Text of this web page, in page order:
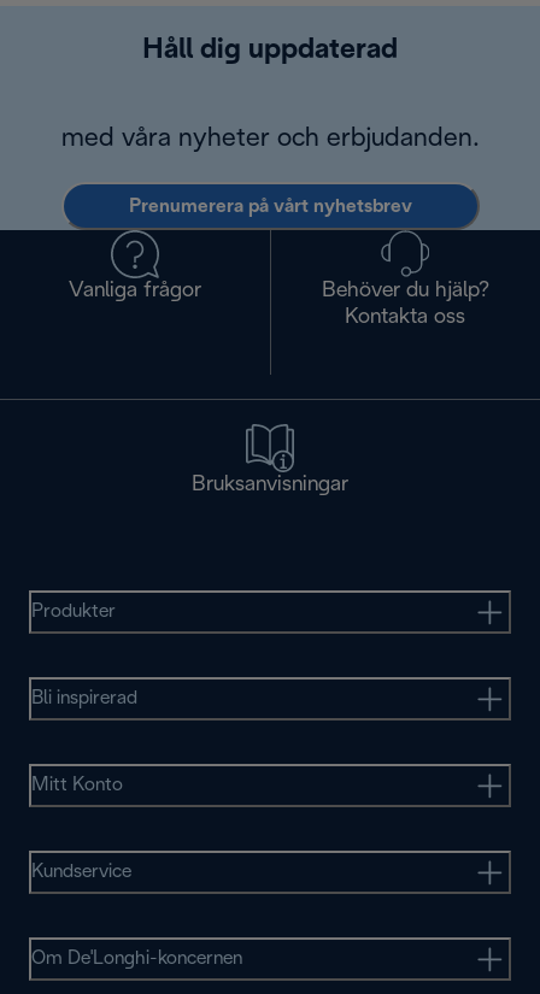
Håll dig uppdaterad
med våra nyheter och erbjudanden.
Prenumerera på vårt nyhetsbrev
Vanliga frågor
Behöver du hjälp?
Kontakta oss
Bruksanvisningar
Produkter
Bli inspirerad
Mitt Konto
Kundservice
Om De'Longhi-koncernen